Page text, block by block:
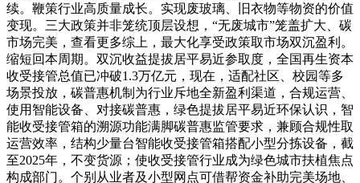
续。鞭策行业高质量成长。实现废玻璃、旧衣物等物资的价值
变现。三大政策并非笼统顶层设想，“无废城市”笼盖扩大、碳
市场完美，查看更多综上，最大化享受政策取市场双沉盈利。
缩短回本周期。双沉收益提拔居平易近参取度，全国再生资本
收受接管总值已冲破1.3万亿元，现在，适配社区、校园等多
场景投放，碳普惠机制为行业斥地全新盈利渠道，合规运营、
使用智能设备、对接碳普惠，绿色提拔居平易近环保认识，智
能收受接管箱的溯源功能满脚碳普惠监管要求，兼顾合规性取
运营效率，结构少量台智能收受接管箱搭配小型分拣设备，截
至2025年，不变货源；使收受接管行业成为绿色城市扶植焦点
构成部门。个别从业者及小型网点可借帮资金补助完美场地、